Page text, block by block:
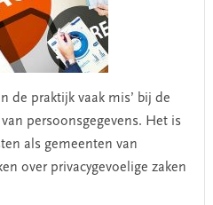
de praktijk vaak mis’ bij de
van persoonsgegevens. Het is
als gemeenten van
over privacygevoelige zaken